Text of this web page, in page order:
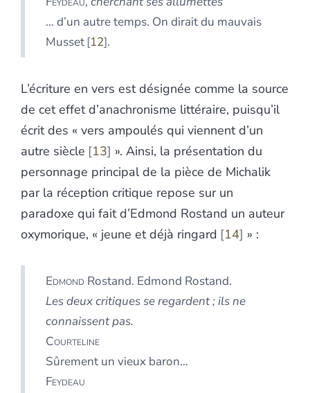
… d’un autre temps. On dirait du mauvais
Musset 12 .
L’écriture en vers est désignée comme la source
de cet effet d’anachronisme littéraire, puisqu’il
écrit des « vers ampoulés qui viennent d’un
autre siècle 13 ». Ainsi, la présentation du
personnage principal de la pièce de Michalik
par la réception critique repose sur un
paradoxe qui fait d’Edmond Rostand un auteur
oxymorique, « jeune et déjà ringard 14 » :
Edmond Rostand. Edmond Rostand.
Les deux critiques se regardent ; ils ne
connaissent pas.
Courteline
Sûrement un vieux baron…
Feydeau